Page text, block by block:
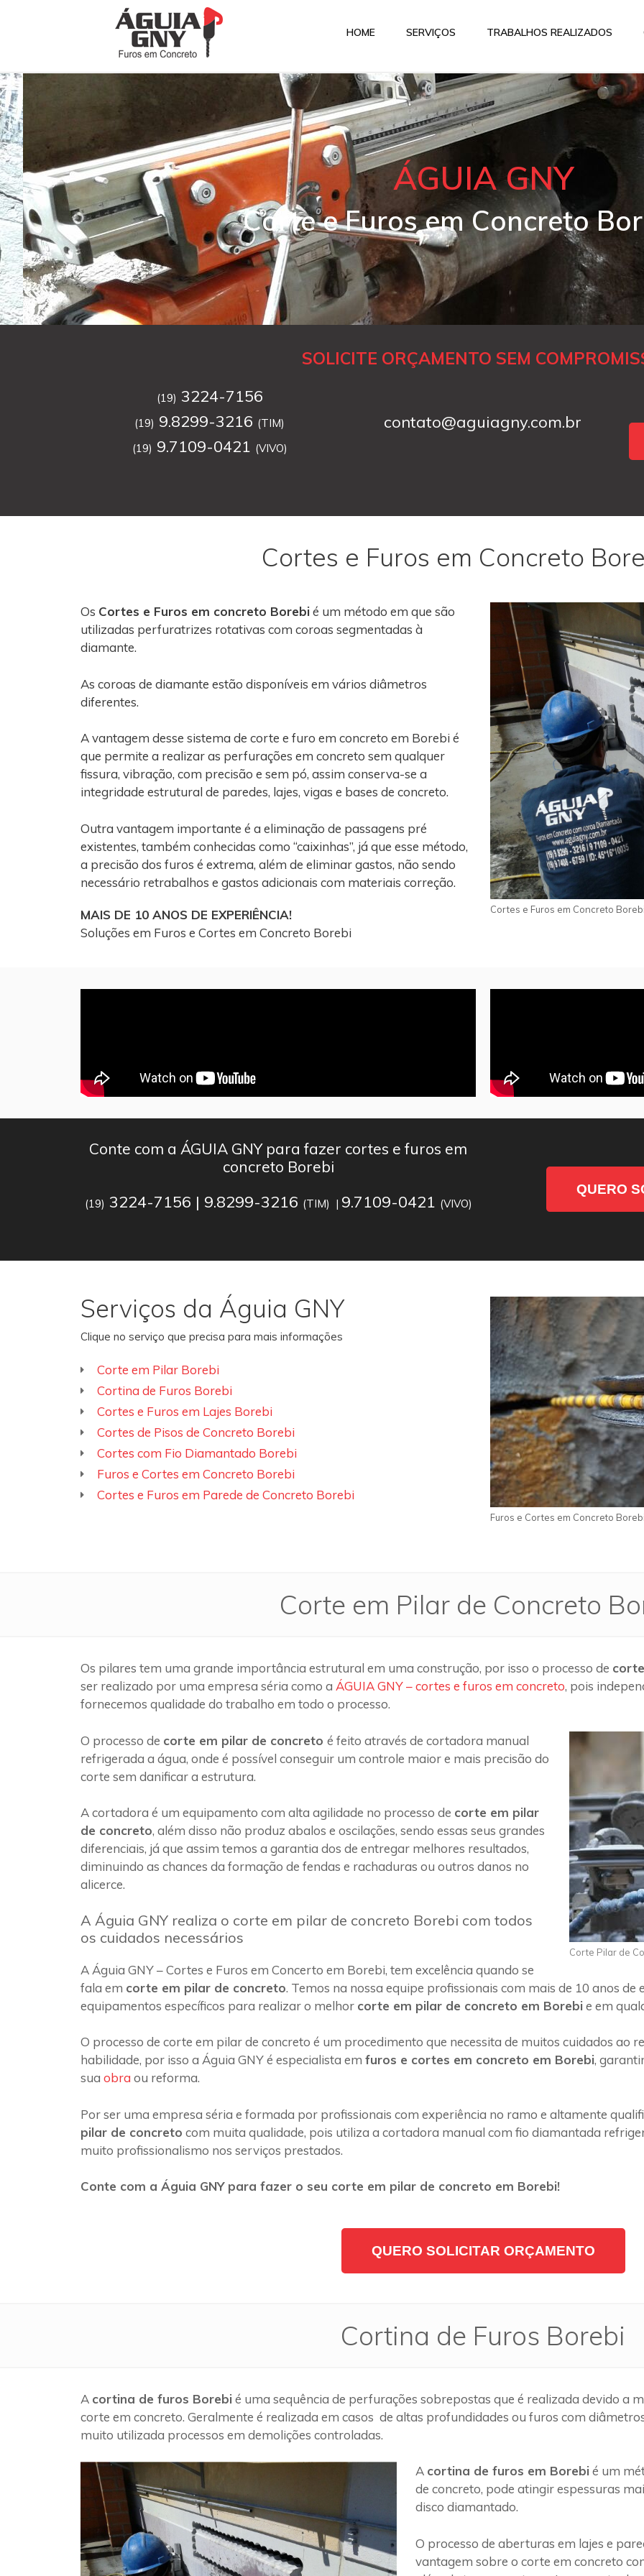
HOME SERVIÇOS TRABALHOS REALIZADOS
ÁGUIA GNY
Corte e Furos em Concreto
SOLICITE ORÇAMENTO SEM
(19) 3224-7156
(19) 9.8299-3216 (TIM)
(19) 9.7109-0421 (VIVO)
contato@aguiagny.com.br
Cortes e Furos em Concreto
Os Cortes e Furos em concreto Borebié um método em que são
utilizadas perfuratrizes rotativas com coroas segmentadas à
diamante.
As coroas de diamante estão disponíveis em vários diâmetros
diferentes.
A vantagem desse sistema de corte e furo em concreto em Borebi é
que permite a realizar as perfurações em concreto sem qualquer
fissura, vibração, com precisão e sem pó, assim conserva-se a
integridade estrutural de paredes, lajes, vigas e bases de concreto.
Outra vantagem importante é a eliminação de passagens pré
existentes, também conhecidas como “caixinhas”, já que esse método,
a precisão dos furos é extrema, além de eliminar gastos, não sendo
necessário retrabalhos e gastos adicionais com materiais correção.
MAIS DE 10 ANOS DE EXPERIÊNCIA!
Soluções em Furos e Cortes em Concreto Borebi
Cortes e Furos em Concreto
Conte com a ÁGUIA GNY para fazer cortes e furos em
concreto Borebi
(19) 3224-7156 | 9.8299-3216 (TIM) | 9.7109-0421 (VIVO)
QUERO
Serviços da Águia GNY
Clique no serviço que precisa para mais informações
Corte em Pilar Borebi
Cortina de Furos Borebi
Cortes e Furos em Lajes Borebi
Cortes de Pisos de Concreto Borebi
Cortes com Fio Diamantado Borebi
Furos e Cortes em Concreto Borebi
Cortes e Furos em Parede de Concreto Borebi
Furos e Cortes em Concreto
Corte em Pilar de Concreto
Os pilares tem uma grande importância estrutural em uma construção, por isso o processo de
ser realizado por uma empresa séria como a ÁGUIA GNY – cortes e furos em concreto, pois
fornecemos qualidade do trabalho em todo o processo.
Corte Pilar de
O processo de corte em pilar de concreto é feito através de cortadora manual
refrigerada a água, onde é possível conseguir um controle maior e mais precisão do
corte sem danificar a estrutura.
A cortadora é um equipamento com alta agilidade no processo de corte em pilar
de concreto, além disso não produz abalos e oscilações, sendo essas seus grandes
diferenciais, já que assim temos a garantia dos de entregar melhores resultados,
diminuindo as chances da formação de fendas e rachaduras ou outros danos no
alicerce.
A Águia GNY realiza o corte em pilar de concreto Borebi com todos
os cuidados necessários
A Águia GNY – Cortes e Furos em Concerto em Borebi, tem excelência quando se
fala em corte em pilar de concreto. Temos na nossa equipe profissionais com mais de 10 anos
equipamentos específicos para realizar o melhor corte em pilar de concreto em Borebi e em
O processo de corte em pilar de concreto é um procedimento que necessita de muitos cuidados ao
habilidade, por isso a Águia GNY é especialista em furos e cortes em concreto em Borebi,
sua obra ou reforma.
Por ser uma empresa séria e formada por profissionais com experiência no ramo e altamente
pilar de concreto com muita qualidade, pois utiliza a cortadora manual com fio diamantada
muito profissionalismo nos serviços prestados.
Conte com a Águia GNY para fazer o seu corte em pilar de concreto em Borebi!
QUERO SOLICITAR ORÇAMENTO
Cortina de Furos Borebi
A cortina de furos Borebi é uma sequência de perfurações sobrepostas que é realizada devido a
corte em concreto. Geralmente é realizada em casos de altas profundidades ou furos com
muito utilizada processos em demolições controladas.
A cortina de furos em Borebi é um
de concreto, pode atingir espessuras
disco diamantado.
O processo de aberturas em lajes e
vantagem sobre o corte em concreto